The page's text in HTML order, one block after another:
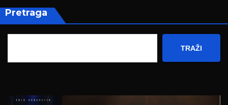
Pretraga
TRAŽI